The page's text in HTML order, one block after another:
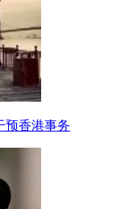
预香港事务